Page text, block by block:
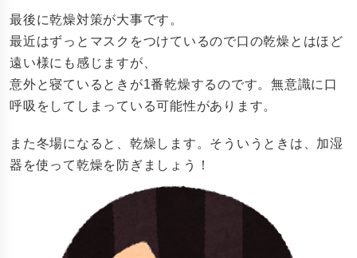
最後に乾燥対策が大事です。
最近はずっとマスクをつけているので口の乾燥とはほど
遠い様にも感じますが、
意外と寝ているときが1番乾燥するのです。無意識に口
呼吸をしてしまっている可能性があります。
また冬場になると、乾燥します。そういうときは、加湿
器を使って乾燥を防ぎましょう！